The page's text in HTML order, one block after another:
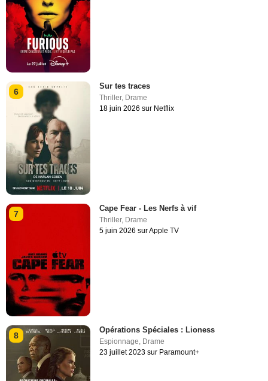
6
Sur tes traces
Thriller, Drame
18 juin 2026 sur Netflix
7
Cape Fear - Les Nerfs à vif
Thriller, Drame
5 juin 2026 sur Apple TV
8
Opérations Spéciales : Lioness
Espionnage, Drame
23 juillet 2023 sur Paramount+